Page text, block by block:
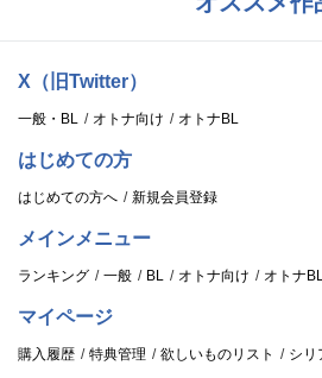
X（旧Twitter）
一般・BL オトナ向け オトナBL
はじめての方
はじめての方へ 新規会員登録
メインメニュー
ランキング 一般 BL オトナ向け オトナ
マイページ
購入履歴 特典管理 欲しいものリスト シリ